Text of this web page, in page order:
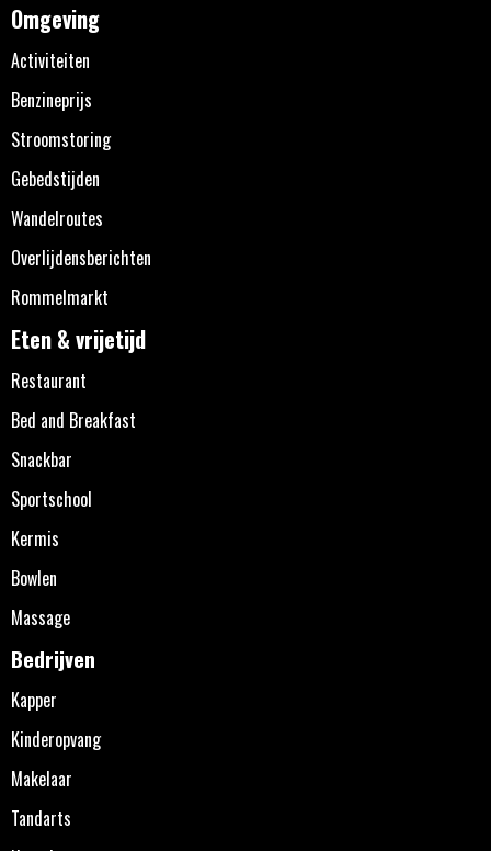
Omgeving
Activiteiten
Benzineprijs
Stroomstoring
Gebedstijden
Wandelroutes
Overlijdensberichten
Rommelmarkt
Eten & vrijetijd
Restaurant
Bed and Breakfast
Snackbar
Sportschool
Kermis
Bowlen
Massage
Bedrijven
Kapper
Kinderopvang
Makelaar
Tandarts